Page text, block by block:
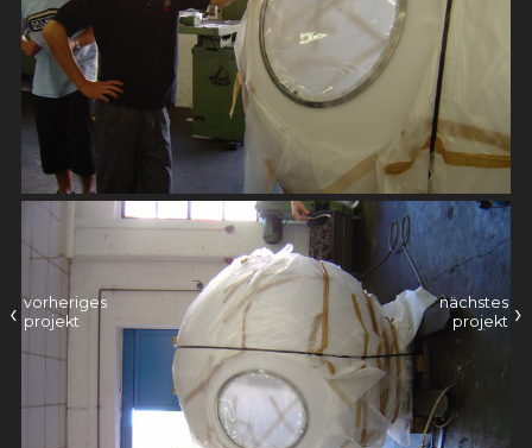
‹ vorheriges
projekt
nächstes
projekt ›